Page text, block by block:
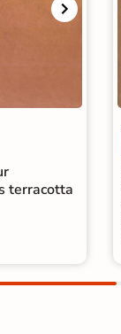
terracotta